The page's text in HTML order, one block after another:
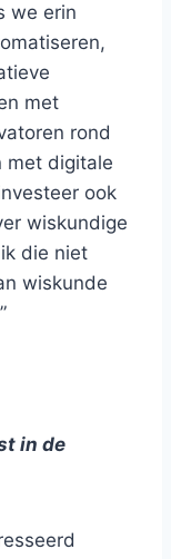
we erin
met
rond
met digitale
ook
wiskundige
die niet
wiskunde
in de